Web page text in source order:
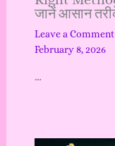
जानें आसान
Leave a Comment
February 8, 2026
…